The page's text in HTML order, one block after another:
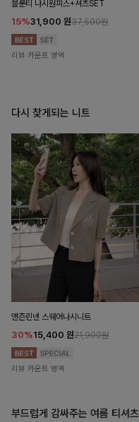
블룬티 나시원피스+셔츠SET
15%31,900 원37,500원
리뷰 카운트 영역
다시 찾게되는 니트
앤즌린넨 스퀘어나시니트
30%15,400 원21,900원
리뷰 카운트 영역
부드럽게 감싸주는 여름 티셔츠